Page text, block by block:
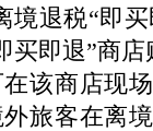
境退税“即
买即退”商
在该商店现
旅客在离